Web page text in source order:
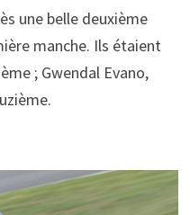
une belle deuxième
manche. Ils étaient
; Gwendal Evano,